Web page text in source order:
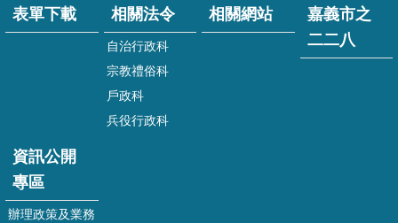
下
相
關
網
站
表單下載 相關法令
自治行政科
宗教禮俗科
戶政科
兵役行政科
相關網站
嘉義市之
二二八
資訊公開
專區
辦理政策及業務